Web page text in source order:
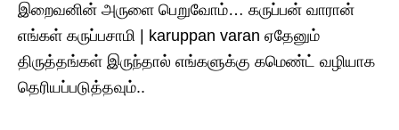
இறைவனின் அருளை பெறுவோம்… கருப்பன் வாரான்
எங்கள் கருப்பசாமி | karuppan varan ஏதேனும்
திருத்தங்கள் இருந்தால் எங்களுக்கு கமெண்ட் வழியாக
தெரியப்படுத்தவும்..